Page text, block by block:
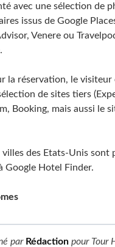
avec une sélection de
issus de Google
Venere ou
la réservation, le visiteur
de sites tiers
Booking, mais aussi le
villes des Etats-Unis sont
Google Hotel Finder.
par Rédaction pour Tour